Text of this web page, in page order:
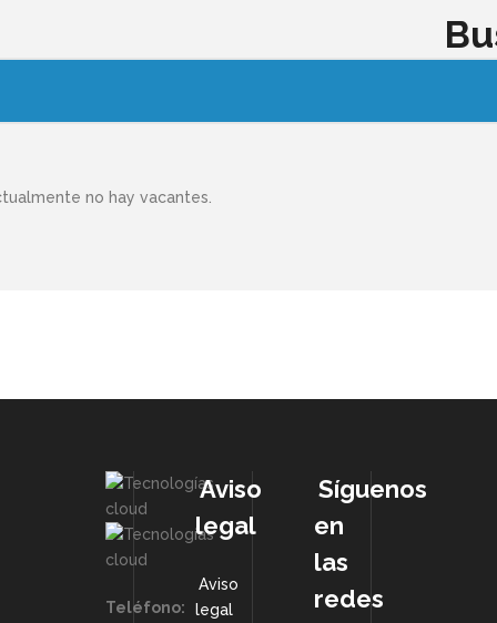
no hay vacantes.
Teléfono:
Aviso
legal
Aviso
legal
Síguenos
en
las
redes